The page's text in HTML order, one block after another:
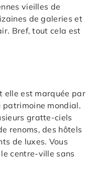
vieilles de
de galeries et
Bref, tout cela est
elle est marquée par
patrimoine mondial.
gratte-ciels
renoms, des hôtels
de luxes. Vous
centre-ville sans